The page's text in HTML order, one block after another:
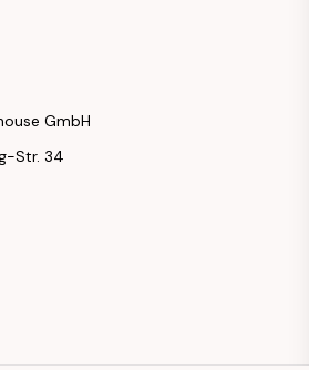
GmbH
Str. 34